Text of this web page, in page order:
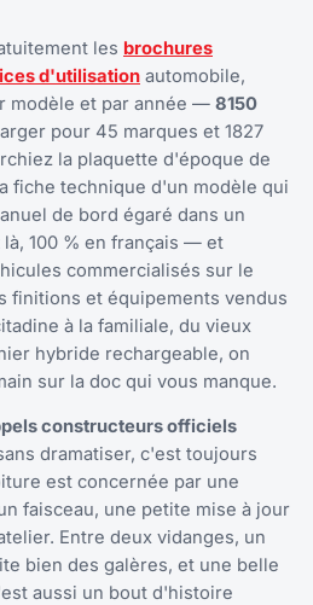
les brochures
d'utilisation automobile,
modèle et par année — 8150
pour 45 marques et 1827
la plaquette d'époque de
fiche technique d'un modèle qui
de bord égaré dans un
100 % en français — et
commercialisés sur le
finitions et équipements vendus
à la familiale, du vieux
hybride rechargeable, on
sur la doc qui vous manque.
constructeurs officiels
dramatiser, c'est toujours
est concernée par une
faisceau, une petite mise à jour
Entre deux vidanges, un
bien des galères, et une belle
aussi un bout d'histoire